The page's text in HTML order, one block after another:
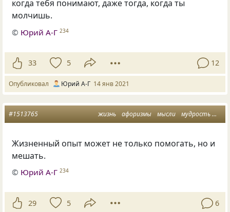
когда тебя понимают, даже тогда, когда ты
молчишь.
© Юрий А-Г 234
33 5 12
Опубликовал Юрий А-Г 14 янв 2021
жизнь афоризмы мысли мудрость
#1513765
Жизненный опыт может не только помогать, но и
мешать.
© Юрий А-Г 234
29 5 6